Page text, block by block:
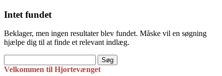
Intet fundet
Beklager, men ingen resultater blev fundet. Måske vil en søgning
hjælpe dig til at finde et relevant indlæg.
efter:
Velkommen til Hjortevænget